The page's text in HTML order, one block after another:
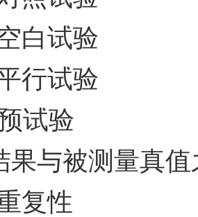
试验
试验
试验
果与被测量真
性